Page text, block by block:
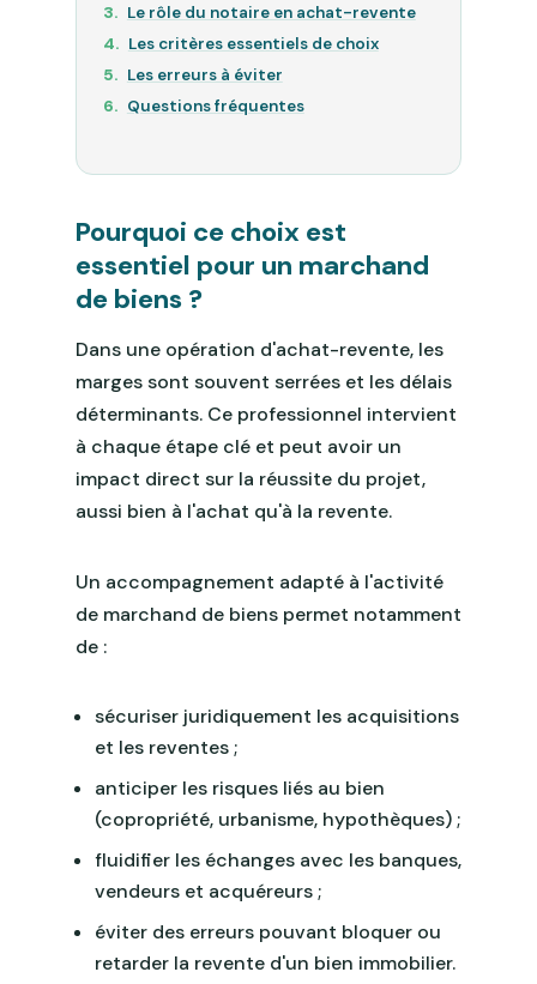
Le rôle du notaire en achat-revente
Les critères essentiels de choix
Les erreurs à éviter
Questions fréquentes
Pourquoi ce choix est
essentiel pour un marchand
de biens ?
Dans une opération d'achat-revente, les
marges sont souvent serrées et les délais
déterminants. Ce professionnel intervient
à chaque étape clé et peut avoir un
impact direct sur la réussite du projet,
aussi bien à l'achat qu'à la revente.
Un accompagnement adapté à l'activité
de marchand de biens permet notamment
de :
sécuriser juridiquement les acquisitions
et les reventes ;
anticiper les risques liés au bien
(copropriété, urbanisme, hypothèques) ;
fluidifier les échanges avec les banques,
vendeurs et acquéreurs ;
éviter des erreurs pouvant bloquer ou
retarder la revente d'un bien immobilier.